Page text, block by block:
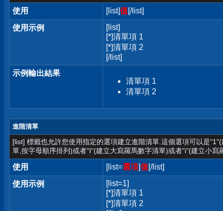
使用 [list]值[/list]
使用示例
[list]
[*]清單項 1
[*]清單項 2
[/list]
示例輸出結果
清單項 1
清單項 2
進階清單
[list] 標籤也允許您使用指定的選項建立進階清單.這個選項可以是
單,按字母順序排列)或者"I"(建立大寫羅馬數字清單)或者"i"(建立小寫
使用 [list=選項]值[/list]
使用示例
[list=1]
[*]清單項 1
[*]清單項 2